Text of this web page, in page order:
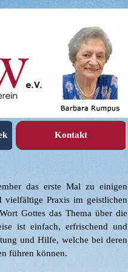
▼
Kontakt
das erste Mal zu einigen
vielfältige Praxis im geistlichen
Gottes das Thema über die
ist einfach, erfrischend und
und Hilfe, welche bei deren
führen können.